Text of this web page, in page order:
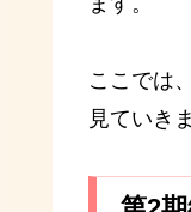
ここでは
見ていき